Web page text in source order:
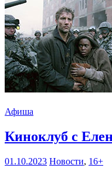
Афиша
Киноклуб с
01.10.2023 Новости, 16+